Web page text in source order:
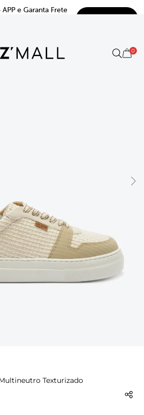
APP e Garanta Frete
0
Texturizado